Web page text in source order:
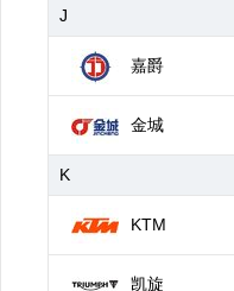
J
嘉爵
金城
K
KTM
凯旋